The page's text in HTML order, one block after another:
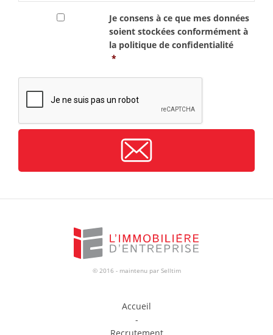
Je consens à ce que mes données
soient stockées conformément à
la politique de confidentialité
*
© 2016 - maintenu par Selltim
Accueil
-